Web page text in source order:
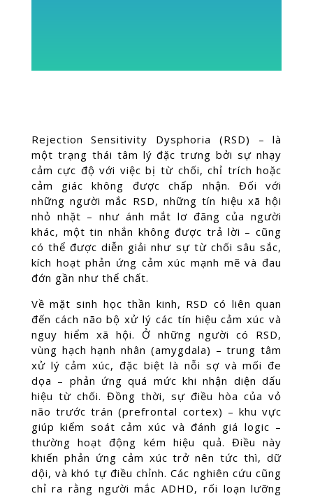
Rejection Sensitivity Dysphoria (RSD) – là
một trạng thái tâm lý đặc trưng bởi sự nhạy
cảm cực độ với việc bị từ chối, chỉ trích hoặc
cảm giác không được chấp nhận. Đối với
những người mắc RSD, những tín hiệu xã hội
nhỏ nhặt – như ánh mắt lơ đãng của người
khác, một tin nhắn không được trả lời – cũng
có thể được diễn giải như sự từ chối sâu sắc,
kích hoạt phản ứng cảm xúc mạnh mẽ và đau
đớn gần như thể chất.
Về mặt sinh học thần kinh, RSD có liên quan
đến cách não bộ xử lý các tín hiệu cảm xúc và
nguy hiểm xã hội. Ở những người có RSD,
vùng hạch hạnh nhân (amygdala) – trung tâm
xử lý cảm xúc, đặc biệt là nỗi sợ và mối đe
dọa – phản ứng quá mức khi nhận diện dấu
hiệu từ chối. Đồng thời, sự điều hòa của vỏ
não trước trán (prefrontal cortex) – khu vực
giúp kiểm soát cảm xúc và đánh giá logic –
thường hoạt động kém hiệu quả. Điều này
khiến phản ứng cảm xúc trở nên tức thì, dữ
dội, và khó tự điều chỉnh. Các nghiên cứu cũng
chỉ ra rằng người mắc ADHD, rối loạn lưỡng